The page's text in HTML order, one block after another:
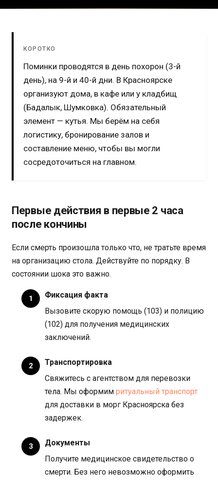
КОРОТКО
Поминки проводятся в день похорон (3-й
день), на 9-й и 40-й дни. В Красноярске
организуют дома, в кафе или у кладбищ
(Бадалык, Шумковка). Обязательный
элемент — кутья. Мы берём на себя
логистику, бронирование залов и
составление меню, чтобы вы могли
сосредоточиться на главном.
Первые действия в первые 2 часа
после кончины
Если смерть произошла только что, не тратьте время
на организацию стола. Действуйте по порядку. В
состоянии шока это важно.
Фиксация факта
Вызовите скорую помощь (103) и полицию
(102) для получения медицинских
заключений.
Транспортировка
Свяжитесь с агентством для перевозки
тела. Мы оформим ритуальный транспорт
для доставки в морг Красноярска без
задержек.
Документы
Получите медицинское свидетельство о
смерти. Без него невозможно оформить